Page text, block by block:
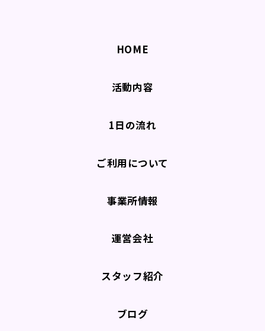
HOME
活動内容
1日の流れ
ご利用について
事業所情報
運営会社
スタッフ紹介
ブログ